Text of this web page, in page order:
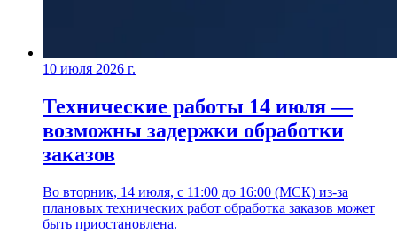
10 июля 2026 г.
Технические работы 14 июля —
возможны задержки обработки
заказов
Во вторник, 14 июля, с 11:00 до 16:00 (МСК) из-за
плановых технических работ обработка заказов может
быть приостановлена.